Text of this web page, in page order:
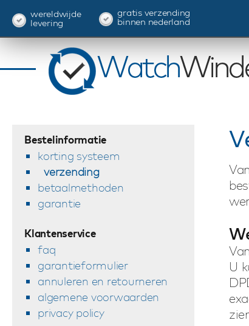
wereldwijde
levering
gratis verzending
binnen nederland
Bestelinformatie
korting systeem
verzending
betaalmethoden
garantie
Klantenservice
faq
garantieformulier
annuleren en retourneren
algemene voorwaarden
privacy policy
U